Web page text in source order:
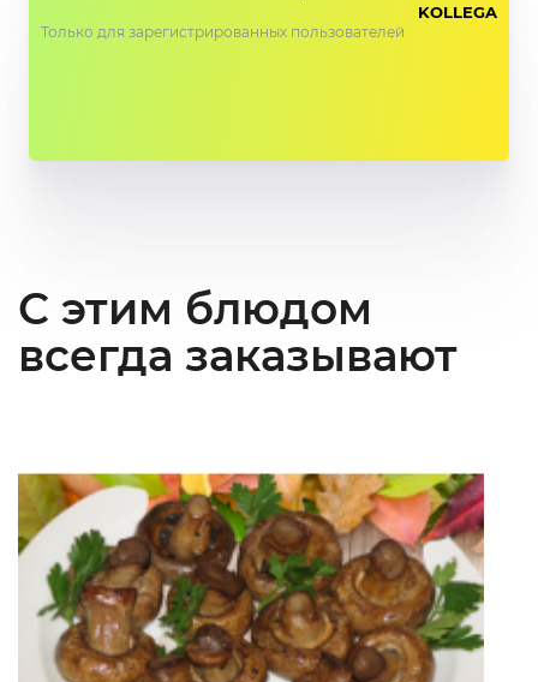
KOLLEGA
Только для зарегистрированных пользователей
С этим блюдом
всегда заказывают